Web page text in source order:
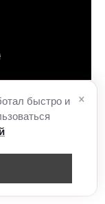
быстро и
×